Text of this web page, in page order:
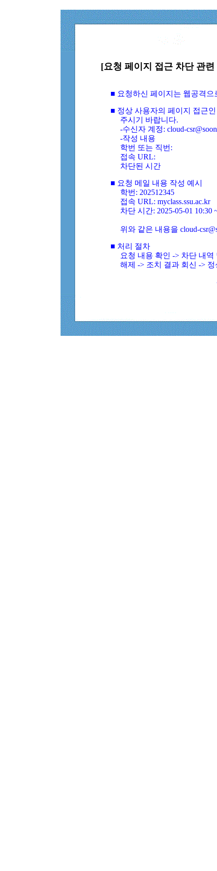
[요청 페이지 접근 차단 관
■ 요청하신 페이지는 웹공격
■ 정상 사용자의 페이지 접근
주시기 바랍니다.
-수신자 계정: cloud-
-작성 내용
학번 또는 직번:
접속 URL:
차단된 시간
■ 요청 메일 내용 작성 예시
학번: 202512345
접속 URL: myclass.ssu.ac.kr
차단 시간: 2025-05-01 10:30
위와 같은 내용을 cloud-
■ 처리 절차
요청 내용 확인 -> 차단 내
해제 -> 조치 결과 회신 ->